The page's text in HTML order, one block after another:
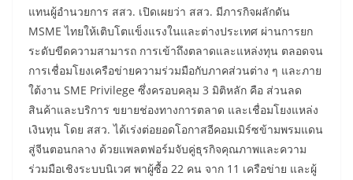
แทนผู้อำนวยการ สสว. เปิดเผยว่า สสว. มีภารกิจผลักดัน
MSME ไทยให้เติบโตแข็งแรงในและต่างประเทศ ผ่านการยก
ระดับขีดความสามารถ การเข้าถึงตลาดและแหล่งทุน ตลอดจน
การเชื่อมโยงเครือข่ายความร่วมมือกับภาคส่วนต่าง ๆ และภาย
ใต้งาน SME Privilege ซึ่งครอบคลุม 3 มิติหลัก คือ ส่วนลด
สินค้าและบริการ ขยายช่องทางการตลาด และเชื่อมโยงแหล่ง
เงินทุน โดย สสว. ได้เร่งต่อยอดโอกาสอีคอมเมิร์ซข้ามพรมแดน
สู่จีนตอนกลาง ด้วยแพลตฟอร์มจับคู่ธุรกิจคุณภาพและความ
ร่วมมือเชิงระบบนิเวศ พาผู้ซื้อ 22 คน จาก 11 เครือข่าย และผู้